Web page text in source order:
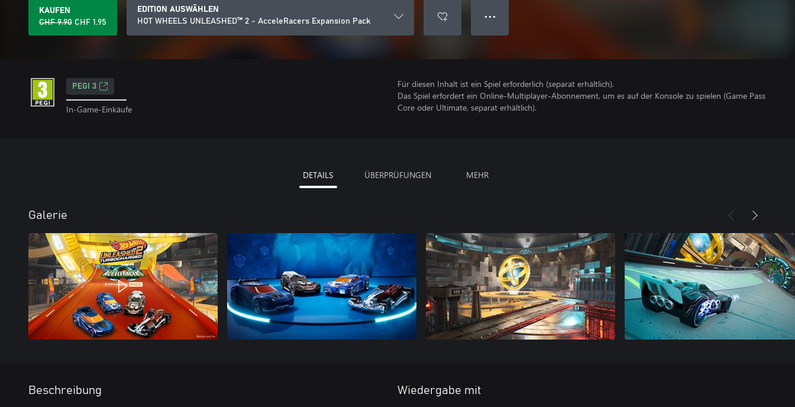
KAUFEN
CHF 9.90 CHF 1.95
EDITION AUSWÄHLEN
HOT WHEELS UNLEASHED™ 2 - AcceleRacers Expansion Pack
● ● ●
PEGI 3
In-Game-Einkäufe
Für diesen Inhalt ist ein Spiel erforderlich (separat erhältlich).
Das Spiel erfordert ein Online-Multiplayer-Abonnement, um es auf der Konsole zu spielen (Game Pass
Core oder Ultimate, separat erhältlich).
DETAILS ÜBERPRÜFUNGEN MEHR
Galerie
Beschreibung Wiedergabe mit